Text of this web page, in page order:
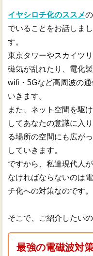
イヤシロチ化のススメ
でいることをお話しま
す。
東京タワーやスカイツ
磁気が乱れたり、電化
wifi・5Gなど高周波の
いきます。
また、ネット空間を駆
してあなたの意識に入
る場所の空間にも広が
していきます。
ですから、私達現代人
なければならないのは
チ化への対策なのです。
そこで、ご紹介したい
最強の電磁波対